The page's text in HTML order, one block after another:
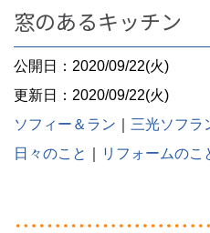
窓のあるキッチン
公開日：2020/09/22(火)
更新日：2020/09/22(火)
ソフィー＆ラン
三光ソフラ
日々のこと
リフォームのこ